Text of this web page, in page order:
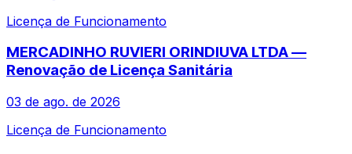
Licença de Funcionamento
MERCADINHO RUVIERI ORINDIUVA LTDA —
Renovação de Licença Sanitária
03 de ago. de 2026
Licença de Funcionamento